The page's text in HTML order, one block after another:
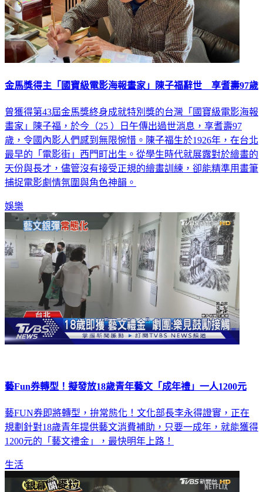
金馬獎得主「國寶級電影海報畫家」陳子福辭世 享耆壽97歲
曾獲得第43屆金馬獎終身成就特別獎的台灣「國寶級電影海報
畫家」陳子福，於今（25 ）日午傳出過世消息，享耆壽97
歲，令國內影人們感到無限惋惜。陳子福生於1926年，在台北
最早的「電影街」西門町出生。從學生時代就展露對於繪畫的
天份與長才，儘管沒有接受正規的繪畫訓練，卻能精準用畫筆
捕捉電影劇情氛圍與角色神韻。
娛樂
藝Fun券轉型！擬發放18歲青年藝文「成年禮」一人1200元
藝FUN券即將轉型，拚常態化！文化部長李永得證實，正在
規劃針對18歲青年提供藝文消費補助，只要一成年，就能獲得
1200元的「藝文禮金」，最快明年上路！
生活